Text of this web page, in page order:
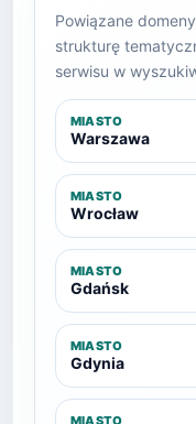
Powiązane
strukturę
serwisu w
MIASTO
Warszawa
MIASTO
Wrocław
MIASTO
Gdańsk
MIASTO
Gdynia
MIASTO